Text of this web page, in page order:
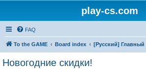
play-cs.com
FAQ
To the GAME Board index [Русский] Главный
Новогодние скидки!